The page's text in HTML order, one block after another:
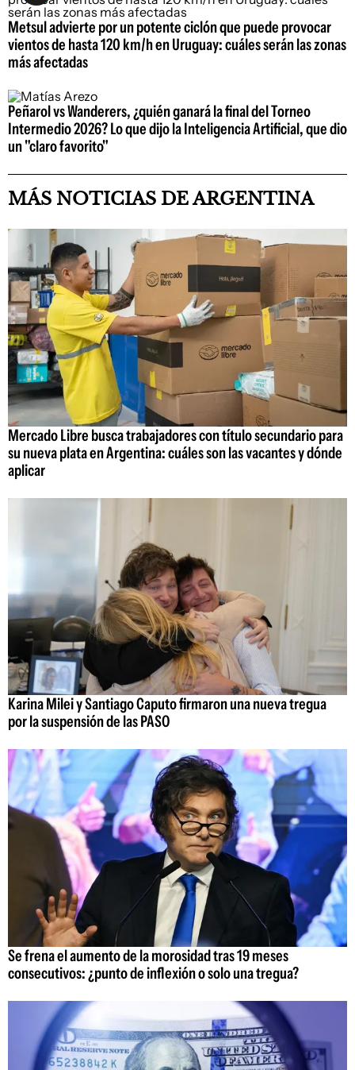
Metsul advierte por un potente ciclón que puede provocar
vientos de hasta 120 km/h en Uruguay: cuáles serán las zonas
más afectadas
Peñarol vs Wanderers, ¿quién ganará la final del Torneo
Intermedio 2026? Lo que dijo la Inteligencia Artificial, que dio
un "claro favorito"
MÁS NOTICIAS DE ARGENTINA
Mercado Libre busca trabajadores con título secundario para
su nueva plata en Argentina: cuáles son las vacantes y dónde
aplicar
Karina Milei y Santiago Caputo firmaron una nueva tregua
por la suspensión de las PASO
Se frena el aumento de la morosidad tras 19 meses
consecutivos: ¿punto de inflexión o solo una tregua?